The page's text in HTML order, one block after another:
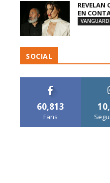
REVELAN
EN
SOCIAL
60,813
Fans